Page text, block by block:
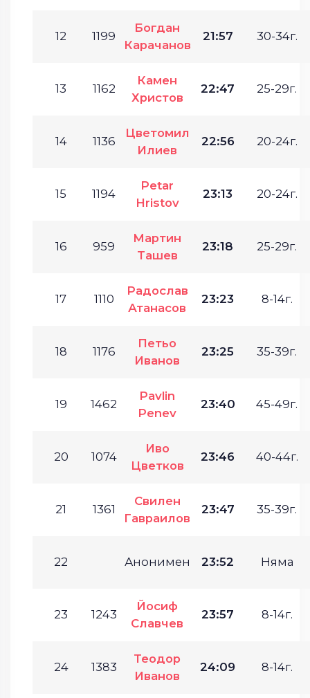
12 1199
Богдан
Карачанов
21:57 30-34г.
13 1162
Камен
Христов
22:47 25-29г.
14 1136
Цветомил
Илиев
22:56 20-24г.
15 1194
Petar
Hristov
23:13 20-24г.
16 959
Мартин
Ташев
23:18 25-29г.
17 1110
Радослав
Атанасов
23:23 8-14г.
18 1176
Петьо
Иванов
23:25 35-39г.
19 1462
Pavlin
Penev
23:40 45-49г.
20 1074
Иво
Цветков
23:46 40-44г.
21 1361
Свилен
Гавраилов
23:47 35-39г.
22 Анонимен 23:52 Няма
23 1243
Йосиф
Славчев
23:57 8-14г.
24 1383
Теодор
Иванов
24:09 8-14г.